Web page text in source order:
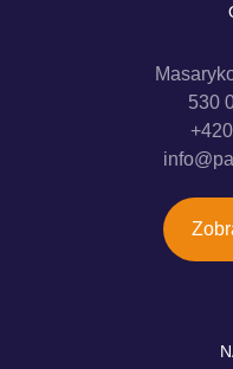
530